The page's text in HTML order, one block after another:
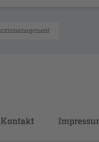
Kontakt